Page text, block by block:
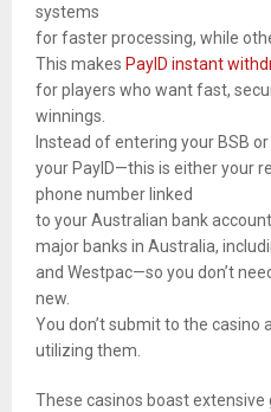
systems
for faster processing, while
This makes PayID instant
for players who want fast,
winnings.
Instead of entering your BSB
your PayID—this is either your
phone number linked
to your Australian bank
major banks in Australia,
and Westpac—so you don’t
new.
You don’t submit to the
utilizing them.
These casinos boast extensive